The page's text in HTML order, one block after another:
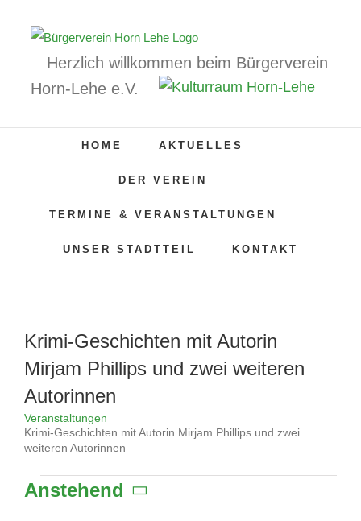
Herzlich willkommen beim Bürgerverein
Horn-Lehe e.V.
HOME AKTUELLES
DER VEREIN
TERMINE & VERANSTALTUNGEN
UNSER STADTTEIL KONTAKT
Krimi-Geschichten mit Autorin
Mirjam Phillips und zwei weiteren
Autorinnen
Veranstaltungen
Krimi-Geschichten mit Autorin Mirjam Phillips und zwei
weiteren Autorinnen
Veranstaltungen
Anstehend